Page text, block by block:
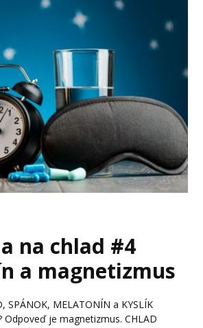
na chlad #4
a magnetizmus
SPÁNOK, MELATONÍN a KYSLÍK
Odpoveď je magnetizmus. CHLAD